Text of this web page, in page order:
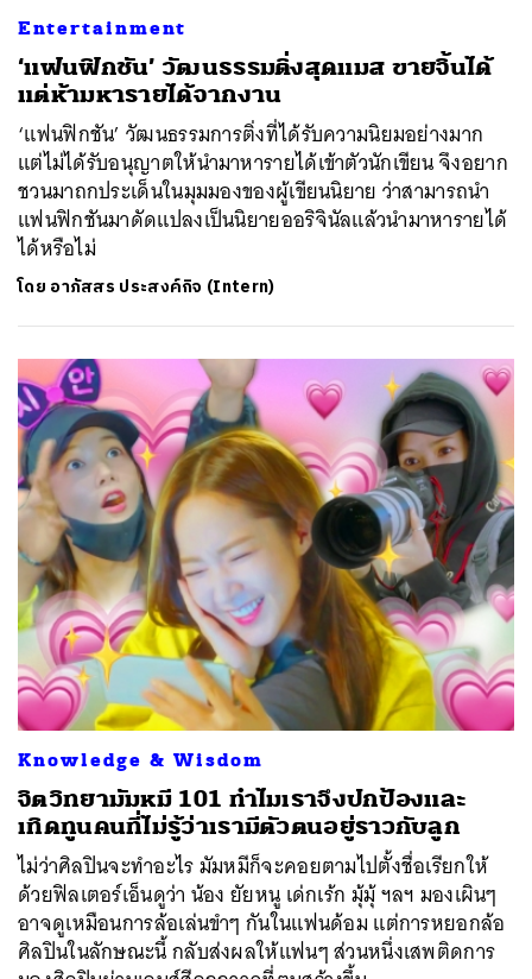
Entertainment
‘แฟนฟิกชัน’ วัฒนธรรมติ่งสุดแมส ขายจิ้นได้
แต่ห้ามหารายได้จากงาน
‘แฟนฟิกชัน’ วัฒนธรรมการติ่งที่ได้รับความนิยมอย่างมาก
แต่ไม่ได้รับอนุญาตให้นำมาหารายได้เข้าตัวนักเขียน จึงอยาก
ชวนมาถกประเด็นในมุมมองของผู้เขียนนิยาย ว่าสามารถนำ
แฟนฟิกชันมาดัดแปลงเป็นนิยายออริจินัลแล้วนำมาหารายได้
ได้หรือไม่
โดย อาภัสสร ประสงค์กิจ (Intern)
Knowledge & Wisdom
จิตวิทยามัมหมี 101 ทำไมเราจึงปกป้องและ
เทิดทูนคนที่ไม่รู้ว่าเรามีตัวตนอยู่ราวกับลูก
ไม่ว่าศิลปินจะทำอะไร มัมหมีก็จะคอยตามไปตั้งชื่อเรียกให้
ด้วยฟิลเตอร์เอ็นดูว่า น้อง ยัยหนู เด่กเร้ก มุ้มุ้ ฯลฯ มองเผินๆ
อาจดูเหมือนการล้อเล่นขำๆ กันในแฟนด้อม แต่การหยอกล้อ
ศิลปินในลักษณะนี้ กลับส่งผลให้แฟนๆ ส่วนหนึ่งเสพติดการ